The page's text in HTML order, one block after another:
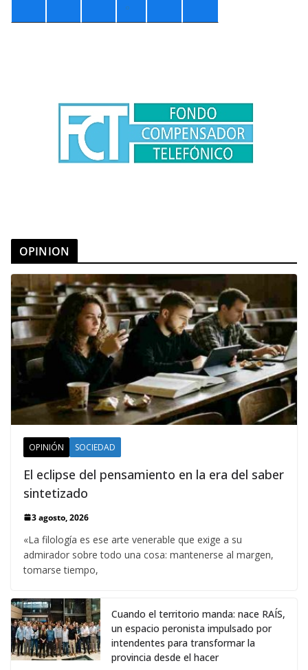
°
OPINION
OPINIÓN SOCIEDAD
El eclipse del pensamiento en la era del saber
sintetizado
3 agosto, 2026
«La filología es ese arte venerable que exige a su
admirador sobre todo una cosa: mantenerse al margen,
tomarse tiempo,
Cuando el territorio manda: nace RAÍS,
un espacio peronista impulsado por
intendentes para transformar la
provincia desde el hacer